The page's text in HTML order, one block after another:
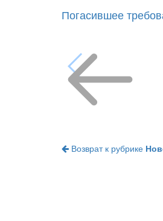
Погасившее
Возврат к рубрике